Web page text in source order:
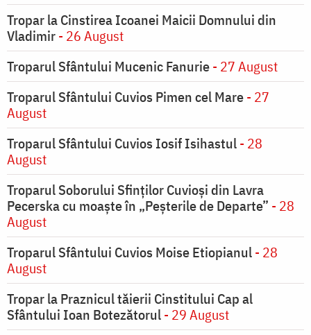
Tropar la Cinstirea Icoanei Maicii Domnului din
Vladimir- 26 August
Troparul Sfântului Mucenic Fanurie- 27 August
Troparul Sfântului Cuvios Pimen cel Mare- 27
August
Troparul Sfântului Cuvios Iosif Isihastul- 28
August
Troparul Soborului Sfinților Cuvioși din Lavra
Pecerska cu moaște în „Peșterile de Departe” - 28
August
Troparul Sfântului Cuvios Moise Etiopianul- 28
August
Tropar la Praznicul tăierii Cinstitului Cap al
Sfântului Ioan Botezătorul- 29 August